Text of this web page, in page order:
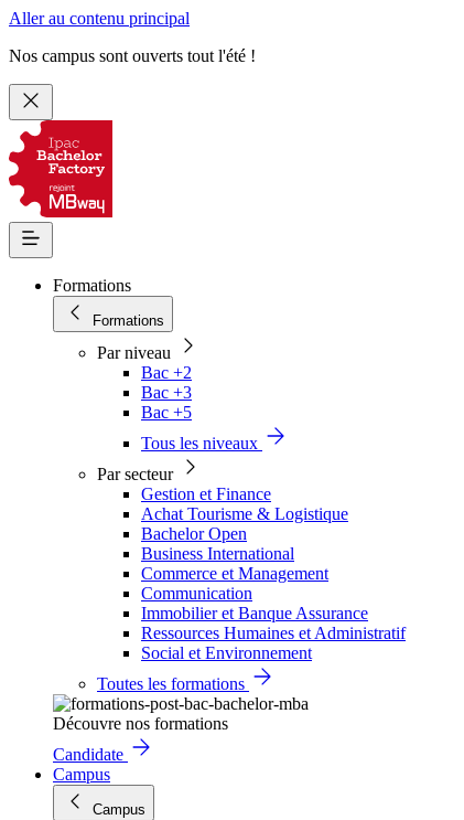
Aller au contenu principal
Nos campus sont ouverts tout l'été !
Formations
Formations
Par niveau
Bac +2
Bac +3
Bac +5
Tous les niveaux
Par secteur
Gestion et Finance
Achat Tourisme & Logistique
Bachelor Open
Business International
Commerce et Management
Communication
Immobilier et Banque Assurance
Ressources Humaines et Administratif
Social et Environnement
Toutes les formations
Découvre nos formations
Candidate
Campus
Campus